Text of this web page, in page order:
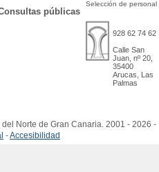
públicas
Selección de personal
928 62 74 62
Calle San
Juan, nº 20,
35400
Arucas, Las
Palmas
Norte de Gran Canaria. 2001 - 2026 -
-Accesibilidad